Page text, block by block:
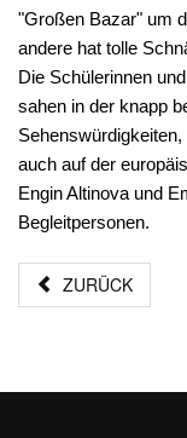
"Großen Bazar" um
andere hat tolle
Die Schülerinnen
sahen in der knapp
auch auf der
Engin Altinova und
Begleitpersonen.
ZURÜCK